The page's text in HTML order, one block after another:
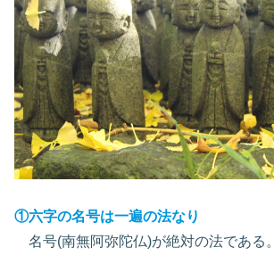
①六字の名号は一遍の法なり
名号(南無阿弥陀仏)が絶対の法である。